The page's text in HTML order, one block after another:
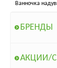
Ванночка
БРЕНДЫ
АКЦИИ/